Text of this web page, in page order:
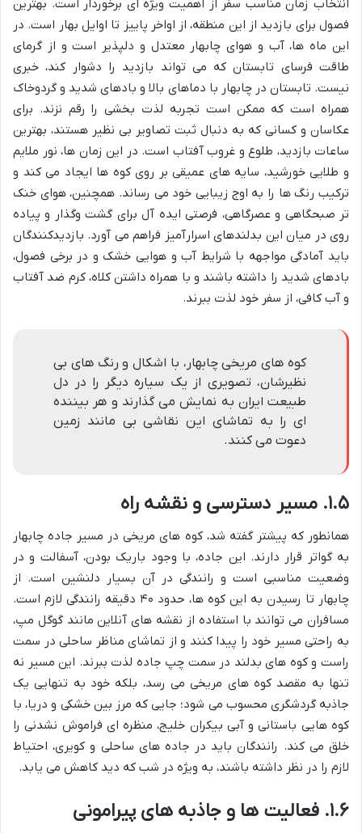
انتخاب زمان مناسب سفر از اهمیت ویژه ای برخوردار است. بهترین
فصول برای بازدید از این منطقه، از اواخر پاییز تا اوایل بهار است. در
این ماه ها، آب و هوای چابهار معتدل و دلپذیر است و از گرمای
طاقت فرسای تابستان که می تواند بازدید را دشوار کند، خبری
نیست. تابستان در چابهار با دماهای بالا و بادهای شدید و گردوخاک
همراه است که ممکن است تجربه لذت بخشی را رقم نزند. برای
عکاسان و کسانی که به دنبال ثبت تصاویر بی نظیر هستند، بهترین
ساعات بازدید، طلوع و غروب آفتاب است. در این زمان ها، نور ملایم
و طلایی خورشید، سایه های عمیقی بر روی کوه ها ایجاد می کند و
ترکیب رنگ ها را به اوج زیبایی خود می رساند. همچنین، هوای خنک
تر صبحگاهی و عصرگاهی، فرصتی ایده آل برای گشت وگذار و پیاده
روی در میان این بدلندهای اسرارآمیز فراهم می آورد. بازدیدکنندگان
باید آمادگی مواجهه با شرایط آب و هوایی خشک و در برخی فصول،
بادهای شدید را داشته باشند و با همراه داشتن کلاه، کرم ضد آفتاب
و آب کافی، از سفر خود لذت ببرند.
کوه های مریخی چابهار، با اشکال و رنگ های بی
نظیرشان، تصویری از یک سیاره دیگر را در دل
طبیعت ایران به نمایش می گذارند و هر بیننده
ای را به تماشای این نقاشی بی مانند زمین
دعوت می کنند.
۱.۵. مسیر دسترسی و نقشه راه
همانطور که پیشتر گفته شد، کوه های مریخی در مسیر جاده چابهار
به گواتر قرار دارند. این جاده، با وجود باریک بودن، آسفالت و در
وضعیت مناسبی است و رانندگی در آن بسیار دلنشین است. از
چابهار تا رسیدن به این کوه ها، حدود ۴۰ دقیقه رانندگی لازم است.
مسافران می توانند با استفاده از نقشه های آنلاین مانند گوگل مپ،
به راحتی مسیر خود را پیدا کنند و از تماشای مناظر ساحلی در سمت
راست و کوه های بدلند در سمت چپ جاده لذت ببرند. این مسیر نه
تنها به مقصد کوه های مریخی می رسد، بلکه خود به تنهایی یک
جاذبه گردشگری محسوب می شود؛ جایی که مرز بین خشکی و دریا، با
کوه هایی باستانی و آبی بیکران خلیج، منظره ای فراموش نشدنی را
خلق می کند. رانندگان باید در جاده های ساحلی و کویری، احتیاط
لازم را در نظر داشته باشند، به ویژه در شب که دید کاهش می یابد.
۱.۶. فعالیت ها و جاذبه های پیرامونی